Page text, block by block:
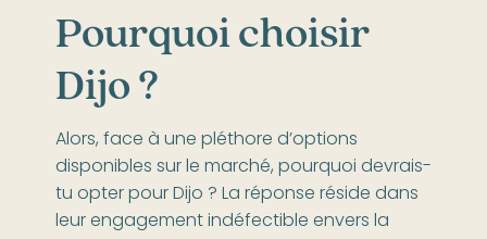
Pourquoi choisir
Dijo ?
Alors, face à une pléthore d’options
disponibles sur le marché, pourquoi devrais-
tu opter pour Dijo ? La réponse réside dans
leur engagement indéfectible envers la